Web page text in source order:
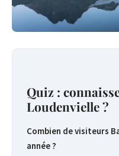
Quiz :
Loudenvielle ?
Combien de visiteurs
année ?